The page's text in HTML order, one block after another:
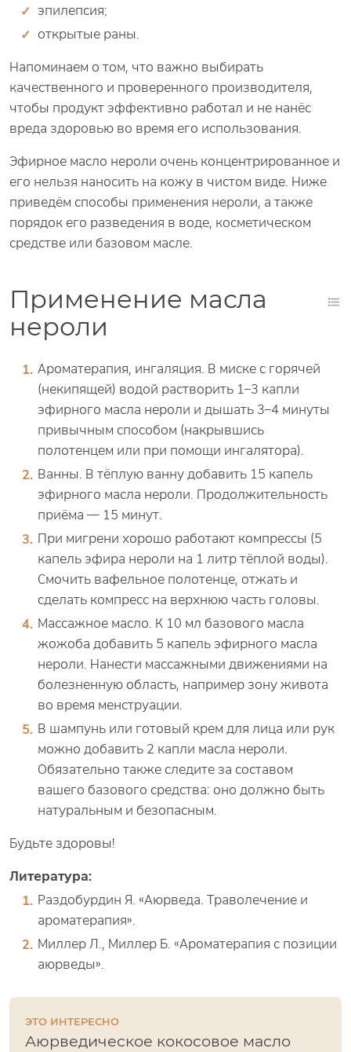
эпилепсия;
открытые раны.
Напоминаем о том, что важно выбирать
качественного и проверенного производителя,
чтобы продукт эффективно работал и не нанёс
вреда здоровью во время его использования.
Эфирное масло нероли очень концентрированное и
его нельзя наносить на кожу в чистом виде. Ниже
приведём способы применения нероли, а также
порядок его разведения в воде, косметическом
средстве или базовом масле.
Применение масла
нероли
Ароматерапия, ингаляция. В миске с горячей
(некипящей) водой растворить 1–3 капли
эфирного масла нероли и дышать 3–4 минуты
привычным способом (накрывшись
полотенцем или при помощи ингалятора).
Ванны. В тёплую ванну добавить 15 капель
эфирного масла нероли. Продолжительность
приёма — 15 минут.
При мигрени хорошо работают компрессы (5
капель эфира нероли на 1 литр тёплой воды).
Смочить вафельное полотенце, отжать и
сделать компресс на верхнюю часть головы.
Массажное масло. К 10 мл базового масла
жожоба добавить 5 капель эфирного масла
нероли. Нанести массажными движениями на
болезненную область, например зону живота
во время менструации.
В шампунь или готовый крем для лица или рук
можно добавить 2 капли масла нероли.
Обязательно также следите за составом
вашего базового средства: оно должно быть
натуральным и безопасным.
Будьте здоровы!
Литература:
Раздобурдин Я. «Аюрведа. Траволечение и
ароматерапия».
Миллер Л., Миллер Б. «Ароматерапия с позиции
аюрведы».
ЭТО ИНТЕРЕСНО
Аюрведическое кокосовое масло